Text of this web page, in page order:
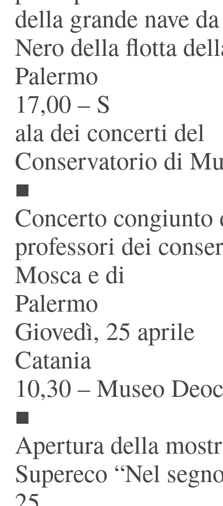
della grande nave
Nero della flotta
Palermo
17,00 – S
ala dei concerti del
Conservatorio di
■
Concerto
professori dei
Mosca e di
Palermo
Giovedì, 25 aprile
Catania
10,30 – Museo
■
Apertura della
Supereco “Nel